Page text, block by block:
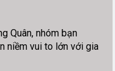
Quân, nhóm bạn
niềm vui to lớn với gia